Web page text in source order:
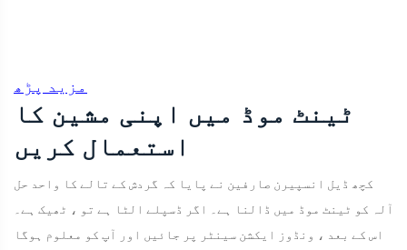
مزید پڑھ
ٹینٹ موڈ میں اپنی مشین کا
استعمال کریں
کچھ ڈیل انسپیرن صارفین نے پایا کہ گردش کے تالے کا واحد حل
آلہ کو ٹینٹ موڈ میں ڈالنا ہے۔ اگر ڈسپلے الٹا ہے تو ، ٹھیک ہے۔
اس کے بعد ، ونڈوز ایکشن سینٹر پر جائیں اور آپ کو معلوم ہوگا